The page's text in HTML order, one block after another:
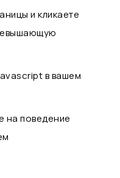
и кликаете
в вашем
на поведение